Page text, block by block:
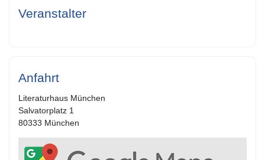
Veranstalter
Anfahrt
Literaturhaus München
Salvatorplatz 1
80333 München